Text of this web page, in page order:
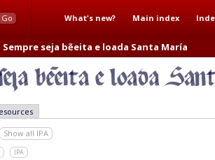
Go What's new? Main index
Sempre seja bẽeita e loada Santa María
Show all IPA
IPA